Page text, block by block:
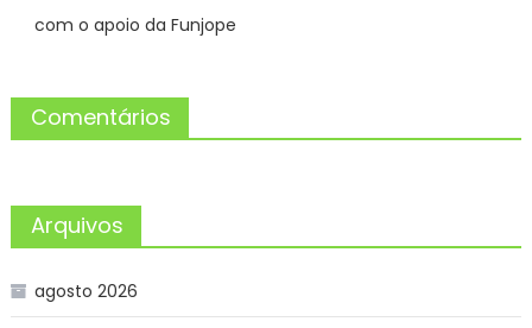
com o apoio da Funjope
Comentários
Arquivos
agosto 2026